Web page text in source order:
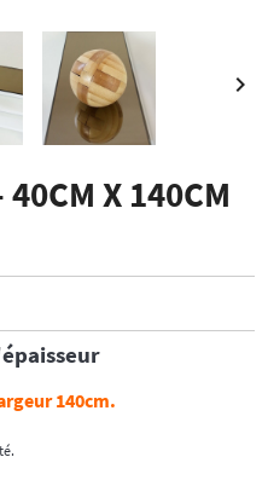

X 140CM
140cm.